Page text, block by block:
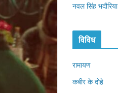
नवल सिंह भदौरिया
विविध
रामायण
कबीर के दोहे